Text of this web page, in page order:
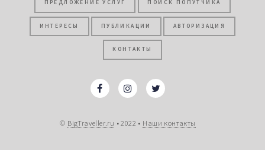
ПРЕДЛОЖЕНИЕ УСЛУГ ПОИСК ПОПУТЧИКА
ИНТЕРЕСЫ ПУБЛИКАЦИИ АВТОРИЗАЦИЯ
КОНТАКТЫ
© BigTraveller.ru • 2022 • Наши контакты